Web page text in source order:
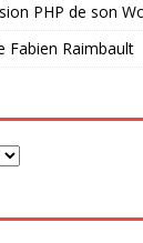
PHP de son
Fabien Raimbault